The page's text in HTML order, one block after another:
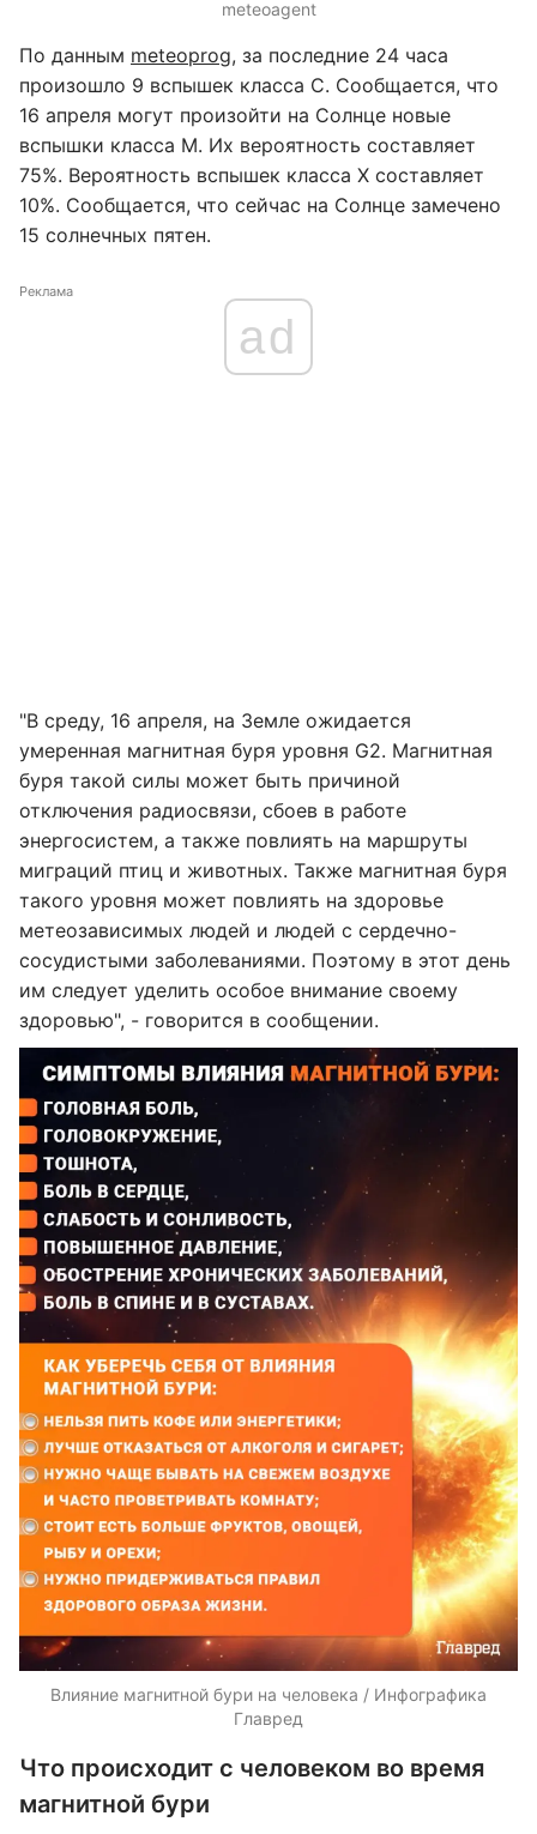
meteoagent
По данным meteoprog, за последние 24 часа
произошло 9 вспышек класса С. Сообщается, что
16 апреля могут произойти на Солнце новые
вспышки класса М. Их вероятность составляет
75%. Вероятность вспышек класса Х составляет
10%. Сообщается, что сейчас на Солнце замечено
15 солнечных пятен.
Реклама
ad
"В среду, 16 апреля, на Земле ожидается
умеренная магнитная буря уровня G2. Магнитная
буря такой силы может быть причиной
отключения радиосвязи, сбоев в работе
энергосистем, а также повлиять на маршруты
миграций птиц и животных. Также магнитная буря
такого уровня может повлиять на здоровье
метеозависимых людей и людей с сердечно-
сосудистыми заболеваниями. Поэтому в этот день
им следует уделить особое внимание своему
здоровью", - говорится в сообщении.
Влияние магнитной бури на человека / Инфографика
Главред
Что происходит с человеком во время
магнитной бури